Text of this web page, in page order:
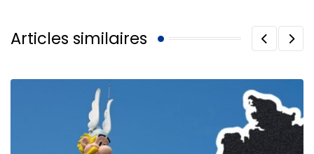
Articles similaires